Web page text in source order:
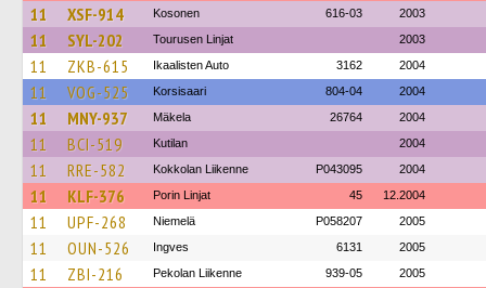
11 XSF-914 Kosonen 616-03 2003
11 SYL-202 Tourusen Linjat 2003
11 ZKB-615 Ikaalisten Auto 3162 2004
11 VOG-525 Korsisaari 804-04 2004
11 MNY-937 Mäkela 26764 2004
11 BCI-519 Kutilan 2004
11 RRE-582 Kokkolan Liikenne P043095 2004
11 KLF-376 Porin Linjat 45 12.2004
11 UPF-268 Niemelä P058207 2005
11 OUN-526 Ingves 6131 2005
11 ZBI-216 Pekolan Liikenne 939-05 2005